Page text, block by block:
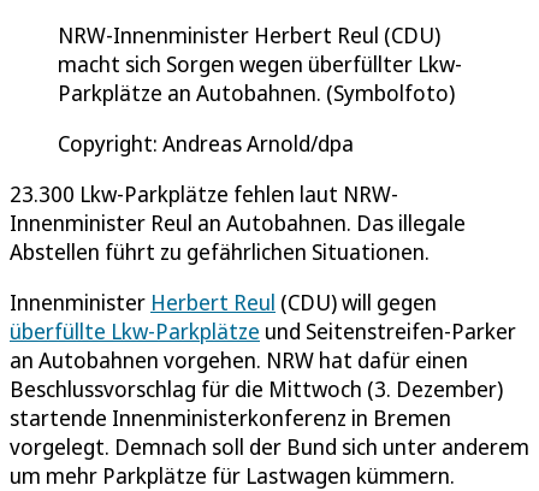
NRW-Innenminister Herbert Reul (CDU)
macht sich Sorgen wegen überfüllter Lkw-
Parkplätze an Autobahnen. (Symbolfoto)
Copyright: Andreas Arnold/dpa
23.300 Lkw-Parkplätze fehlen laut NRW-
Innenminister Reul an Autobahnen. Das illegale
Abstellen führt zu gefährlichen Situationen.
Innenminister Herbert Reul (CDU) will gegen
überfüllte Lkw-Parkplätze und Seitenstreifen-Parker
an Autobahnen vorgehen. NRW hat dafür einen
Beschlussvorschlag für die Mittwoch (3. Dezember)
startende Innenministerkonferenz in Bremen
vorgelegt. Demnach soll der Bund sich unter anderem
um mehr Parkplätze für Lastwagen kümmern.